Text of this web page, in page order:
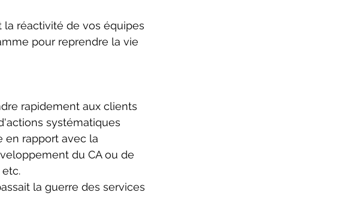
la réactivité de vos équipes
pour reprendre la vie
rapidement aux clients
systématiques
en rapport avec la
du CA ou de
la guerre des services